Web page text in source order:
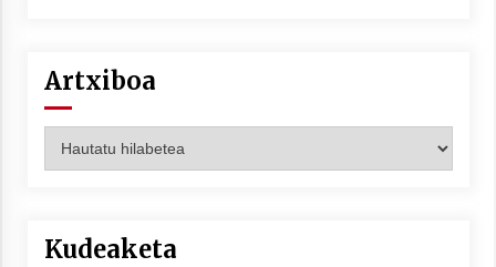
Artxiboa
Kudeaketa